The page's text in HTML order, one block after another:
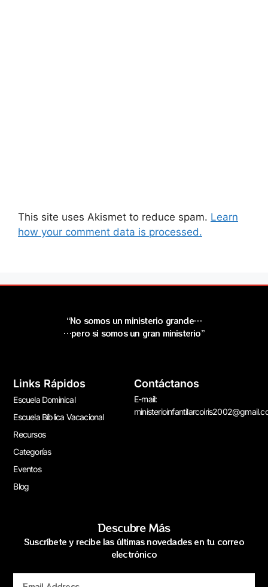
This site uses Akismet to reduce spam. Learn
how your comment data is processed.
“No somos un ministerio grande…
…pero si somos un gran ministerio”
Links Rápidos
Escuela Dominical
Escuela Bíblica Vacacional
Recursos
Categorías
Eventos
Blog
Contáctanos
E-mail:
Descubre Más
Suscríbete y recibe las últimas novedades en tu correo
electrónico